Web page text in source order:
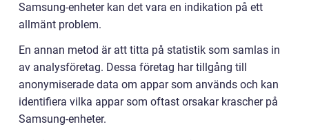
Samsung-enheter kan det vara en indikation på ett
allmänt problem.
En annan metod är att titta på statistik som samlas in
av analysföretag. Dessa företag har tillgång till
anonymiserade data om appar som används och kan
identifiera vilka appar som oftast orsakar krascher på
Samsung-enheter.